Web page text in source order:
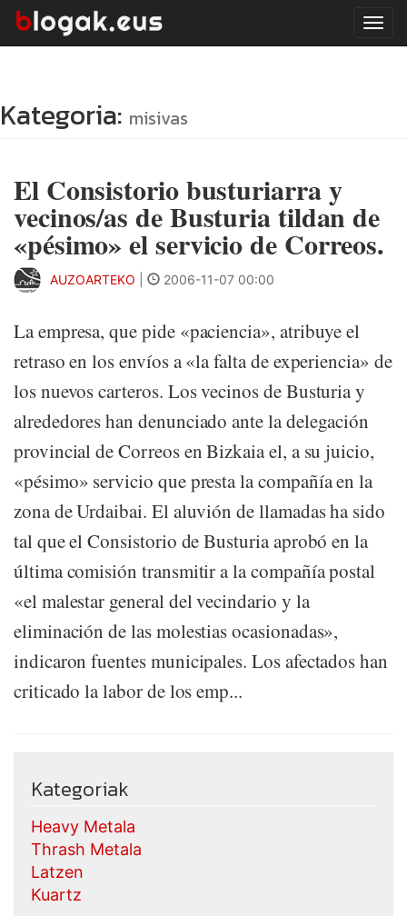
Kategoria: misivas
El Consistorio busturiarra y
vecinos/as de Busturia tildan de
«pésimo» el servicio de Correos.
AUZOARTEKO 2006-11-07 00:00
La empresa, que pide «paciencia», atribuye el
retraso en los envíos a «la falta de experiencia» de
los nuevos carteros. Los vecinos de Busturia y
alrededores han denunciado ante la delegación
provincial de Correos en Bizkaia el, a su juicio,
«pésimo» servicio que presta la compañía en la
zona de Urdaibai. El aluvión de llamadas ha sido
tal que el Consistorio de Busturia aprobó en la
última comisión transmitir a la compañía postal
«el malestar general del vecindario y la
eliminación de las molestias ocasionadas»,
indicaron fuentes municipales. Los afectados han
criticado la labor de los emp...
Kategoriak
Heavy Metala
Thrash Metala
Latzen
Kuartz